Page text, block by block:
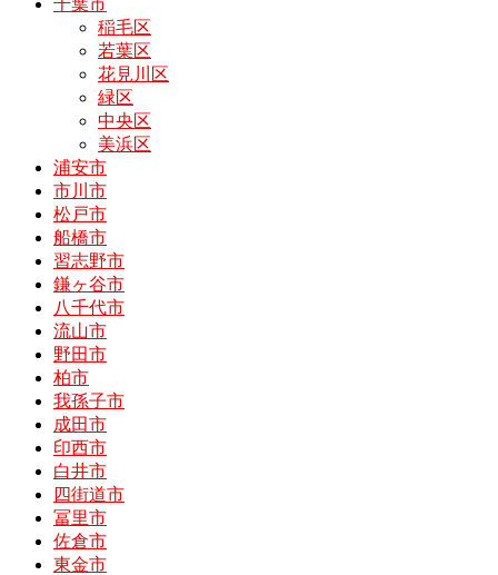
稲毛区
若葉区
花見川区
緑区
中央区
美浜区
浦安市
市川市
松戸市
船橋市
習志野市
鎌ヶ谷市
八千代市
流山市
野田市
柏市
我孫子市
成田市
印西市
白井市
四街道市
冨里市
佐倉市
東金市